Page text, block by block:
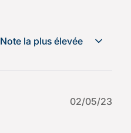
Note la plus élevée
02/05/23